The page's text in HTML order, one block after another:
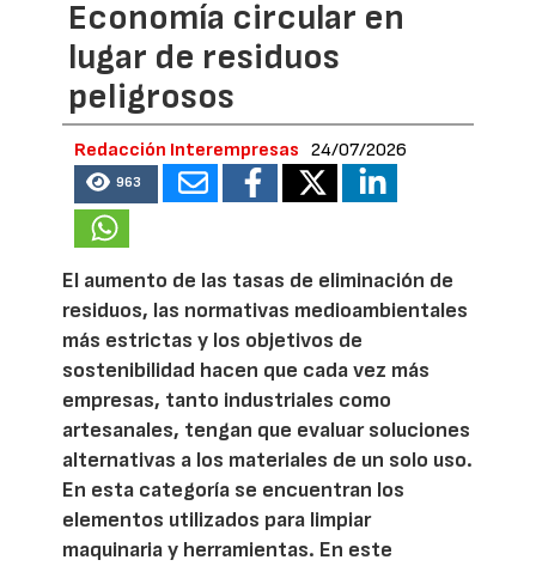
Economía circular en
lugar de residuos
peligrosos
Redacción Interempresas 24/07/2026
963
El aumento de las tasas de eliminación de
residuos, las normativas medioambientales
más estrictas y los objetivos de
sostenibilidad hacen que cada vez más
empresas, tanto industriales como
artesanales, tengan que evaluar soluciones
alternativas a los materiales de un solo uso.
En esta categoría se encuentran los
elementos utilizados para limpiar
maquinaria y herramientas. En este